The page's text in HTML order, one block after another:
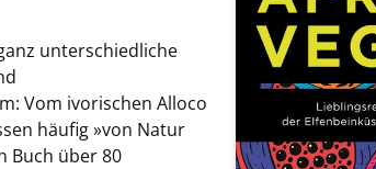
unterschiedliche
Vom ivorischen Alloco
häufig »von Natur
Buch über 80